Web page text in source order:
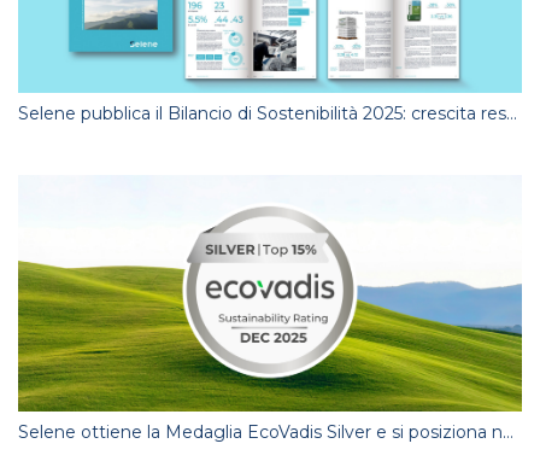
Selene pubblica il Bilancio di Sostenibilità 2025: crescita responsabile, economia circolare e innovazione per il futuro
Selene ottiene la Medaglia EcoVadis Silver e si posiziona nel Top 15% delle aziende valutate a livello globale